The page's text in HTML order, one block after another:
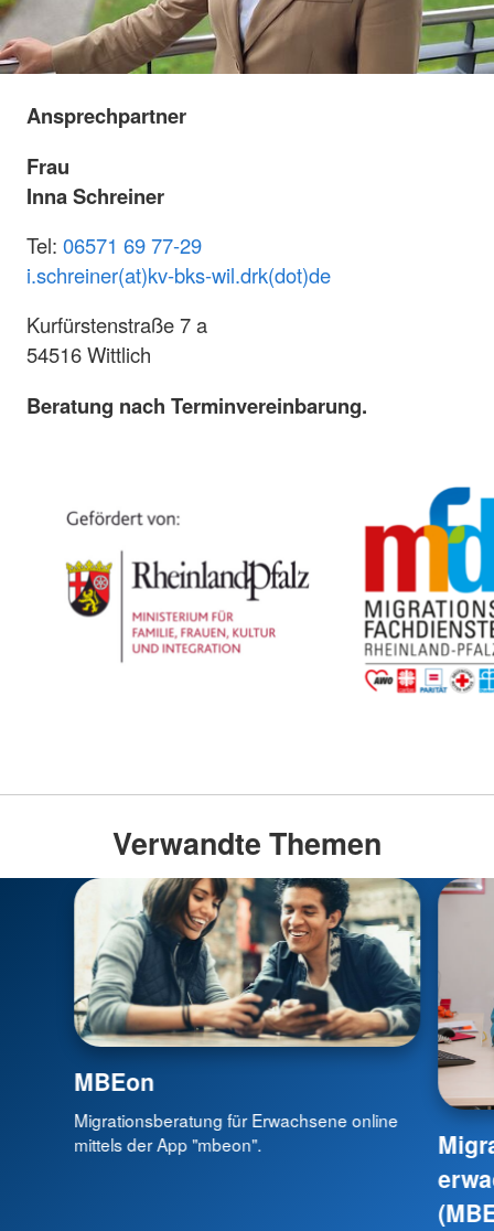
Ansprechpartner
Frau
Inna Schreiner
Tel: 06571 69 77-29
i.schreiner(at)kv-bks-wil.drk(dot)de
Kurfürstenstraße 7 a
54516 Wittlich
Beratung nach Terminvereinbarung.
Verwandte Themen
MBEon
Migrationsberatung für Erwachsene online
mittels der App "mbeon".